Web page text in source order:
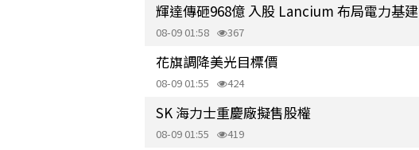
輝達傳砸968億 入股 Lancium 布局電力基建
08-09 01:58 367
花旗調降美光目標價
08-09 01:55 424
SK 海力士重慶廠擬售股權
08-09 01:55 419